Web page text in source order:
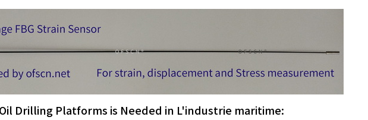
Drilling Platforms is Needed in L'industrie maritime: